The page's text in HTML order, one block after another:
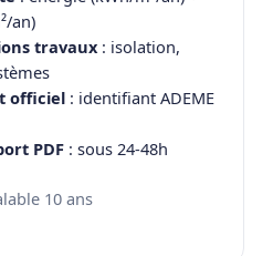
an)
travaux: isolation,
officiel: identifiant ADEME
PDF: sous 24-48h
10 ans